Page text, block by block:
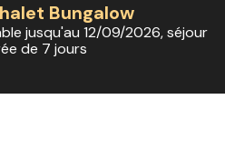
Bungalow
jusqu'au 12/09/2026, séjour
de 7 jours